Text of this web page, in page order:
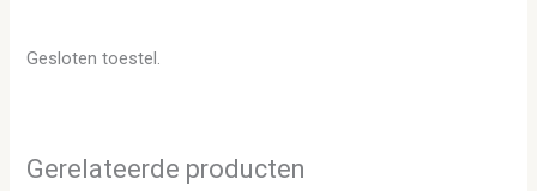
Gesloten toestel.
Gerelateerde producten